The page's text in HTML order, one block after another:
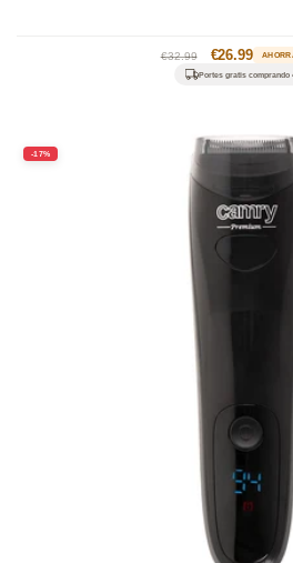
Precio
habitual
€32.99
Precio
de
€26.99
Portes gratis comprando
-17%